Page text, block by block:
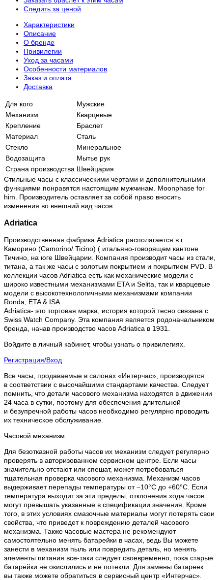
Следить за ценой
Характеристики
Описание
О бренде
Привилегии
Уход за часами
Особенности материалов
Заказ и оплата
Доставка
Для кого
Мужские
Механизм
Кварцевые
Крепление
Браслет
Материал
Сталь
Стекло
Минеральное
Водозащита
Мытье рук
Страна производства Швейцария
Стильные часы с классическими чертами и дополнительными
функциями понравятся настоящим мужчинам. Moonphase for
him. Производитель оставляет за собой право вносить
изменения во внешний вид часов.
Adriatica
Производственная фабрика Adriatica располагается в г.
Каморино (Camorino/ Ticino) ( итальяно-говорящем кантоне
Тичино, на юге Швейцарии. Компания производит часы из стали,
титана, а так же часы с золотым покрытием и покрытием PVD. В
коллекции часов Adriatica есть как механические модели с
широко известными механизмами ETA и Selita, так и кварцевые
модели с высокотехнологичными механизмами компании
Ronda, ETA & ISA.
Adriatica- это торговая марка, история которой тесно связана с
Swiss Watch Company. Эта компания является родоначальником
бренда, начав производство часов Adriatica в 1931.
Войдите в личный кабинет, чтобы узнать о привилегиях.
Регистрация/Вход
Все часы, продаваемые в салонах «Интерчас», производятся
в соответствии с высочайшими стандартами качества. Следует
помнить, что детали часового механизма находятся в движении
24 часа в сутки, поэтому для обеспечения длительной
и безупречной работы часов необходимо регулярно проводить
их техническое обслуживание.
Часовой механизм
Для безотказной работы часов их механизм следует регулярно
проверять в авторизованном сервисном центре. Если часы
значительно отстают или спешат, может потребоваться
тщательная проверка часового механизма. Механизм часов
выдерживает перепады температуры от −10°C до +60°C. Если
температура выходит за эти пределы, отклонения хода часов
могут превышать указанные в спецификации значения. Кроме
того, в этих условиях смазочные материалы могут потерять свои
свойства, что приведет к повреждению деталей часового
механизма. Также часовые мастера не рекомендуют
самостоятельно менять батарейки в часах, ведь Вы можете
занести в механизм пыль или повредить деталь, но менять
элементы питания все-таки следует своевременно, пока старые
батарейки не окислились и не потекли. Для замены батареек
вы также можете обратиться в сервисный центр «Интерчас».